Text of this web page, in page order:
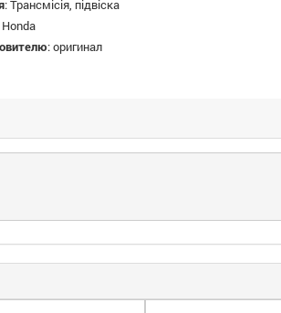
:Трансмісія, підвіска
Honda
:оригинал